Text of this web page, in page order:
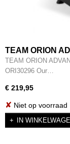
TEAM ORION
CHARGER EU
TEAM ORION
ORI30296 Our…
€ 219,95
✘ Niet op voorraad
IN